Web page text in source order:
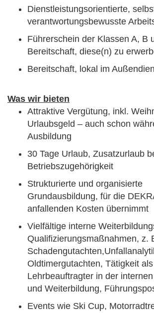
Dienstleistungsorientierte,
verantwortungsbewusste
Führerschein der Klassen A, B
Bereitschaft, diese(n) zu
Bereitschaft, lokal im
Was wir bieten
Attraktive Vergütung, inkl.
Urlaubsgeld – auch schon
Ausbildung
30 Tage Urlaub, Zusatzurlaub
Betriebszugehörigkeit
Strukturierte und organisierte
Grundausbildung, für die
anfallenden Kosten übernimmt
Vielfältige interne
Qualifizierungsmaßnahmen, z.
Oldtimergutachten, Tätigkeit als
Lehrbeauftragter in der
und Weiterbildung,
Events wie Ski Cup,